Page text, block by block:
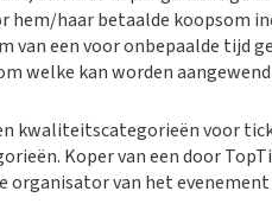
hem/haar betaalde koopsom
van een voor onbepaalde tijd
welke kan worden
kwaliteitscategorieën voor
Koper van een door
organisator van het